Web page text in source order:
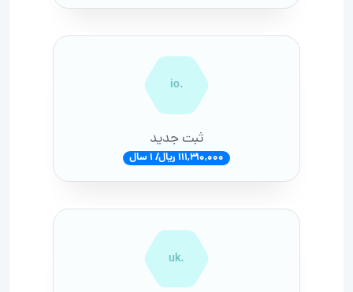
.io
ثبت جدید
111,310,000 ریال/ 1 سال
.uk